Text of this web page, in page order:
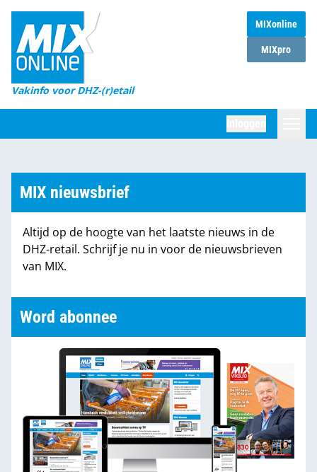
MIXonline
MIXpro
Vakinfo voor DHZ-(r)etail
Home
Magazines
DHZ Sessie
Marktcijfers
Partners
MIX nieuwsbrief
Altijd op de hoogte van het laatste nieuws in de
DHZ-retail. Schrijf je nu in voor de nieuwsbrieven
van MIX.
Word abonnee